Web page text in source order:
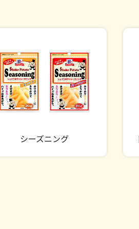
シーズニング